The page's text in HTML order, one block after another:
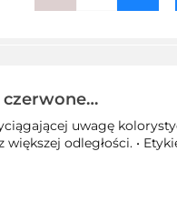
czerwone
klejem,
uwagę
odległości. •